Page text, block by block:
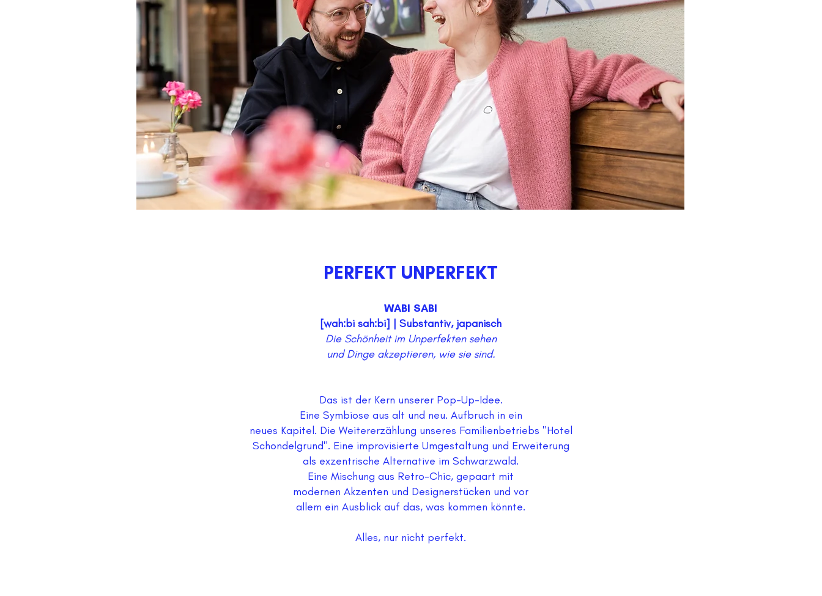
PERFEKT UNPERFEKT
WABI SABI
[wah:bi sah:bi] | Substantiv, japanisch
Die Schönheit im Unperfekten sehen
und Dinge akzeptieren, wie sie sind.
Das ist der Kern unserer Pop-Up-Idee.
Eine Symbiose aus alt und neu. Aufbruch in ein
neues Kapitel. Die Weitererzählung unseres Familienbetriebs "Hotel
Schondelgrund". Eine improvisierte Umgestaltung und Erweiterung
als exzentrische Alternative im Schwarzwald.
Eine Mischung aus Retro-Chic, gepaart mit
modernen Akzenten und Designerstücken und vor
allem ein Ausblick auf das, was kommen könnte.
Alles, nur nicht perfekt.